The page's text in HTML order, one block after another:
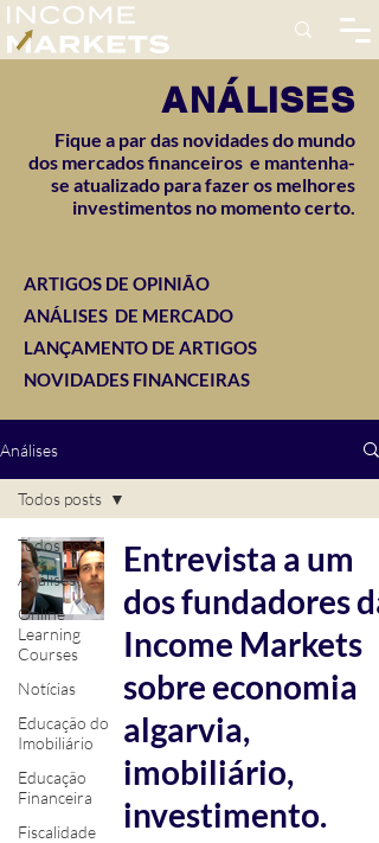
ANÁLISES
Fique a par das novidades do mundo
dos mercados financeiros e mantenha-
se atualizado para fazer os melhores
investimentos no momento certo.
ARTIGOS DE OPINIÃO
ANÁLISES DE MERCADO
LANÇAMENTO DE ARTIGOS
NOVIDADES FINANCEIRAS
Análises
Todos posts
Análises
Online
Learning
Courses
Notícias
Educação do
Imobiliário
Educação
Financeira
Fiscalidade
Todos posts
Entrevista a um
dos fundadores da
Income Markets
sobre economia
algarvia,
imobiliário,
investimento.